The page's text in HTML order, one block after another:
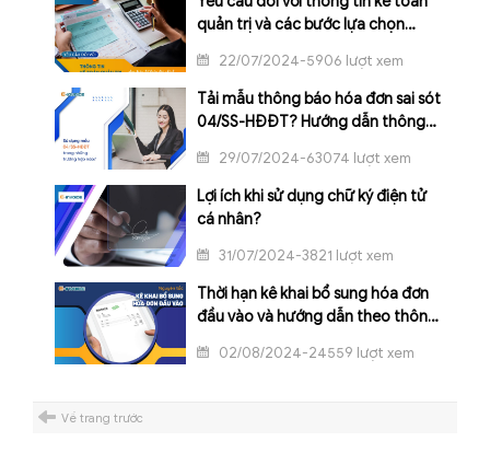
quản trị và các bước lựa chọn
22/07/2024-5906 lượt xem
Tải mẫu thông báo hóa đơn sai sót
04/SS-HĐĐT? Hướng dẫn thông
29/07/2024-63074 lượt xem
Lợi ích khi sử dụng chữ ký điện tử
cá nhân?
31/07/2024-3821 lượt xem
Thời hạn kê khai bổ sung hóa đơn
đầu vào và hướng dẫn theo thông
02/08/2024-24559 lượt xem
Về trang trước